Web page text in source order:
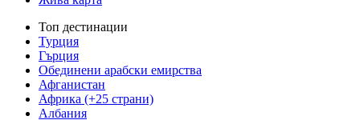
Топ дестинации
Турция
Гърция
Обединени арабски емирства
Афганистан
Африка (+25 страни)
Албания